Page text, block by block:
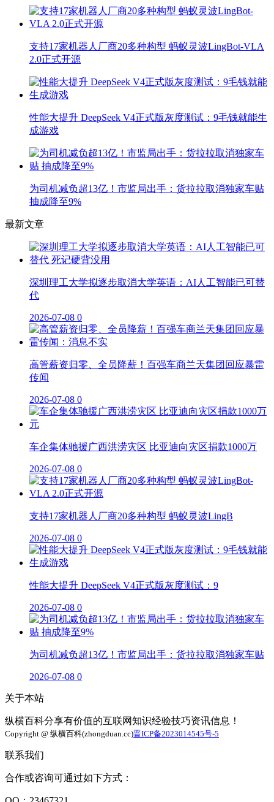
支持17家机器人厂商20多种构型 蚂蚁灵波LingBot-VLA
2.0正式开源
性能大提升 DeepSeek V4正式版灰度测试：9毛钱就能生
成游戏
为司机减负超13亿！市监局出手：货拉拉取消独家车贴
抽成降至9%
最新文章
深圳理工大学拟逐步取消大学英语：AI人工智能已可替
代
2026-07-08 0
高管薪资归零、全员降薪！百强车商兰天集团回应暴雷
传闻
2026-07-08 0
车企集体驰援广西洪涝灾区 比亚迪向灾区捐款1000万
2026-07-08 0
支持17家机器人厂商20多种构型 蚂蚁灵波LingB
2026-07-08 0
性能大提升 DeepSeek V4正式版灰度测试：9
2026-07-08 0
为司机减负超13亿！市监局出手：货拉拉取消独家车贴
2026-07-08 0
关于本站
纵横百科分享有价值的互联网知识经验技巧资讯信息！
Copyright @ 纵横百科(zhongduan.cc)晋ICP备2023014545号-5
联系我们
合作或咨询可通过如下方式：